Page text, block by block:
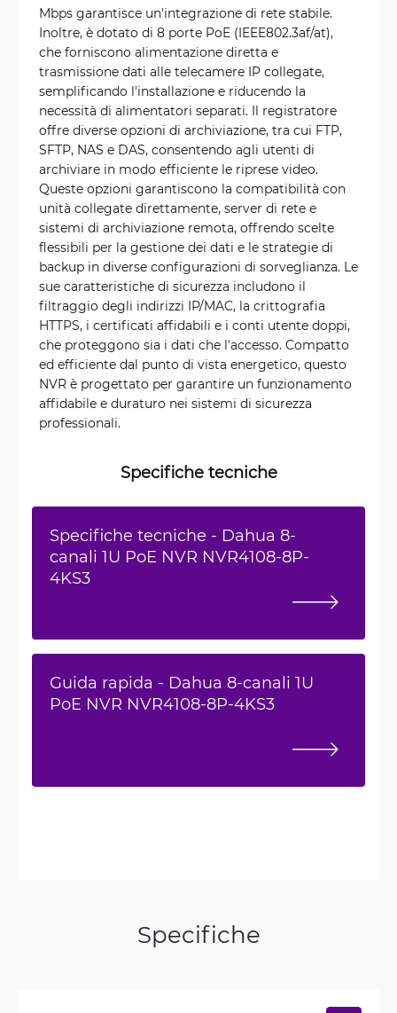
Mbps garantisce un'integrazione di rete stabile.
Inoltre, è dotato di 8 porte PoE (IEEE802.3af/at),
che forniscono alimentazione diretta e
trasmissione dati alle telecamere IP collegate,
semplificando l'installazione e riducendo la
necessità di alimentatori separati. Il registratore
offre diverse opzioni di archiviazione, tra cui FTP,
SFTP, NAS e DAS, consentendo agli utenti di
archiviare in modo efficiente le riprese video.
Queste opzioni garantiscono la compatibilità con
unità collegate direttamente, server di rete e
sistemi di archiviazione remota, offrendo scelte
flessibili per la gestione dei dati e le strategie di
backup in diverse configurazioni di sorveglianza. Le
sue caratteristiche di sicurezza includono il
filtraggio degli indirizzi IP/MAC, la crittografia
HTTPS, i certificati affidabili e i conti utente doppi,
che proteggono sia i dati che l'accesso. Compatto
ed efficiente dal punto di vista energetico, questo
NVR è progettato per garantire un funzionamento
affidabile e duraturo nei sistemi di sicurezza
professionali.
Specifiche tecniche
Specifiche tecniche - Dahua 8-
canali 1U PoE NVR NVR4108-8P-
4KS3
Guida rapida - Dahua 8-canali 1U
PoE NVR NVR4108-8P-4KS3
Specifiche